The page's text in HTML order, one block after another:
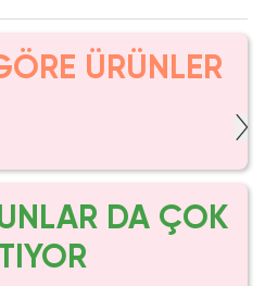
ÜRÜNLER
DA ÇOK